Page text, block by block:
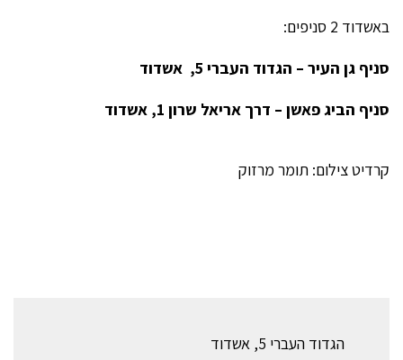
באשדוד 2 סניפים:
סניף גן העיר – הגדוד העברי 5, אשדוד
סניף הביג פאשן – דרך אריאל שרון 1, אשדוד
קרדיט צילום: תומר מרזוק
הגדוד העברי 5, אשדוד